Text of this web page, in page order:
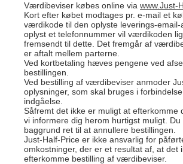
Værdibeviser købes online via www.Just-
Kort efter købet modtages pr. e-mail et
værdikode til den oplyste leverings-email-
oplyst et telefonnummer vil værdikoden
fremsendt til dette. Det fremgår af
er aftalt mellem parterne.
Ved kortbetaling hæves pengene ved
bestillingen.
Ved bestilling af værdibeviser anmoder
oplysninger, som skal bruges i
indgåelse.
Såfremt det ikke er muligt at efterkomme
vi informere dig herom hurtigst muligt.
baggrund ret til at annullere bestillingen.
Just-Half-Price er ikke ansvarlig for
omkostninger, der er et resultat af, at det
efterkomme bestilling af værdibeviser.